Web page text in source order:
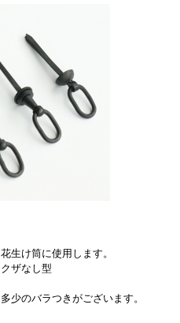
生け筒に使用します。
ザなし型
少のバラつきがございます。